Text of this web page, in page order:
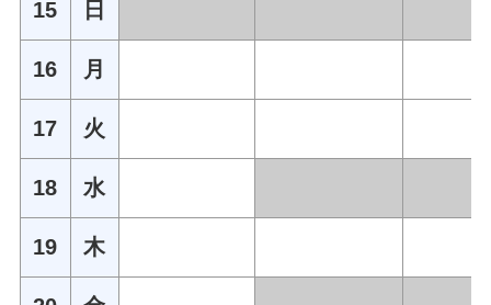
15 日
16 月
17 火
18 水
19 木